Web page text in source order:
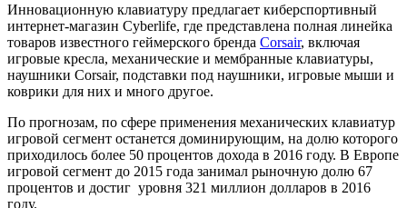
Инновационную клавиатуру предлагает киберспортивный
интернет-магазин Cyberlife, где представлена полная линейка
товаров известного геймерского бренда Corsair, включая
игровые кресла, механические и мембранные клавиатуры,
наушники Corsair, подставки под наушники, игровые мыши и
коврики для них и много другое.
По прогнозам, по сфере применения механических клавиатур
игровой сегмент останется доминирующим, на долю которого
приходилось более 50 процентов дохода в 2016 году. В Европе
игровой сегмент до 2015 года занимал рыночную долю 67
процентов и достиг уровня 321 миллион долларов в 2016
году.